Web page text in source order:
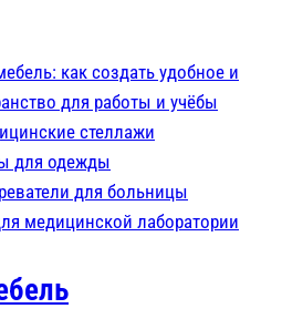
как создать удобное и
для работы и учёбы
стеллажи
для одежды
для больницы
медицинской лаборатории